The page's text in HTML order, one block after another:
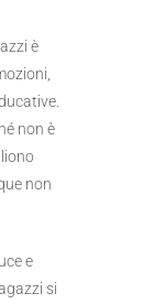
è
non è
non
e
si